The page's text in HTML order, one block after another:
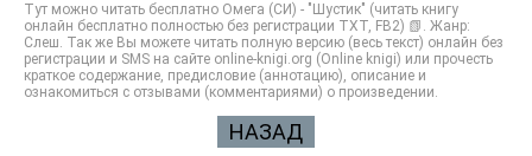
Тут можно читать бесплатно Омега (СИ) - "Шустик" (читать книгу
онлайн бесплатно полностью без регистрации TXT, FB2) 📗. Жанр:
Слеш. Так же Вы можете читать полную версию (весь текст) онлайн без
регистрации и SMS на сайте online-knigi.org (Online knigi) или прочесть
краткое содержание, предисловие (аннотацию), описание и
ознакомиться с отзывами (комментариями) о произведении.
НАЗАД